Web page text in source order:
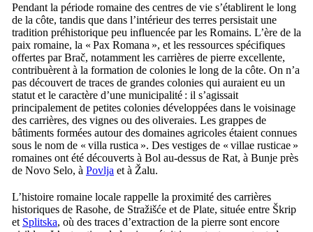
Pendant la période romaine des centres de vie s’établirent le long
de la côte, tandis que dans l’intérieur des terres persistait une
tradition préhistorique peu influencée par les Romains. L’ère de la
paix romaine, la « Pax Romana », et les ressources spécifiques
offertes parBrač, notamment les carrières de pierre excellente,
contribuèrent à la formation de colonies le long de la côte. On n’a
pas découvert de traces de grandes colonies qui auraient eu un
statut et le caractère d’une municipalité : il s’agissait
principalement de petites colonies développées dans le voisinage
des carrières, des vignes ou des oliveraies. Les grappes de
bâtiments formées autour des domaines agricoles étaient connues
sous le nom de « villa rustica ». Des vestiges de « villae rusticae »
romaines ont été découverts à Bol au-dessus de Rat, à Bunje près
de Novo Selo, à Povlja et à Žalu.
L’histoire romaine locale rappelle la proximité des carrières
historiques de Rasohe, de Stražišće et de Plate, située entre Škrip
et Splitska, où des traces d’extraction de la pierre sont encore